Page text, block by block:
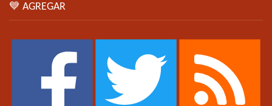
💙 AGREGAR